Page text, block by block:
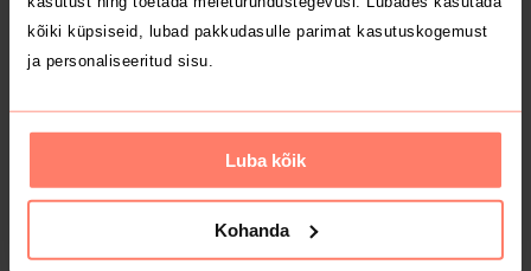
kõiki küpsiseid, lubad pakkudasulle parimat kasutuskogemust
ja personaliseeritud sisu.
Luba kõik
Kohanda
30 €